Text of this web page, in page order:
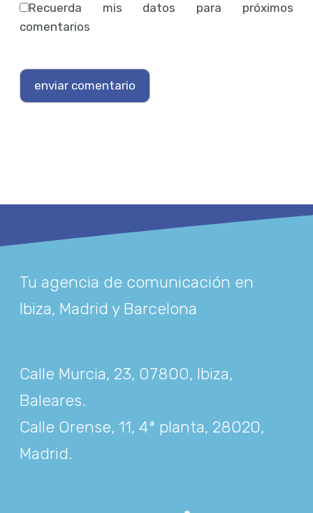
Recuerda mis datos para próximos
comentarios
Tu agencia de comunicación en
Ibiza, Madrid y Barcelona
Calle Murcia, 23, 07800, Ibiza,
Baleares.
Calle Orense, 11, 4ª planta, 28020,
Madrid.